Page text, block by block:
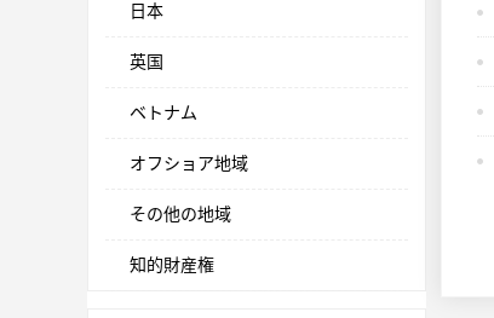
日本
英国
ベトナム
オフショア地域
その他の地域
知的財産権